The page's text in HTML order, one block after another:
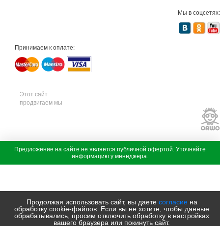
и
к
а
м
т
е
х
ь
с
Мы в соцсетях:
Принимаем к оплате:
Этот сайт
продвигаем мы
Продолжая использовать сайт, вы даете согласиена
обработку cookie-файлов. Если вы не хотите, чтобы данные
обрабатывались, просим отключить обработку в настройках
вашего браузера или покинуть сайт.
Предложение на сайте не является публичной офертой. Уточняйте
информацию у менеджера.
д
я